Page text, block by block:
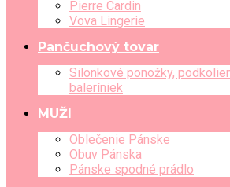
Pierre Cardin
Vova Lingerie
Pančuchový tovar
Silonkové ponožky,
baleríniek
MUŽI
Oblečenie Pánske
Obuv Pánska
Pánske spodné prádlo